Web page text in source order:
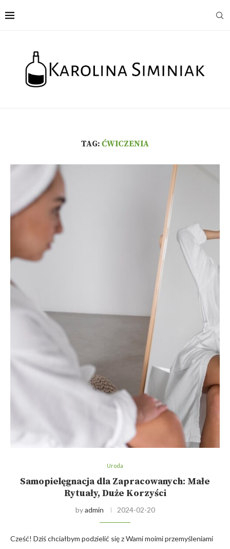
TAG: ĆWICZENIA
Uroda
Samopielęgnacja dla Zapracowanych: Małe
Rytuały, Duże Korzyści
byadmin 2024-02-20
Cześć! Dziś chciałbym podzielić się z Wami moimi przemyśleniami